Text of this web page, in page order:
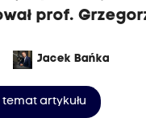
prof.
Jacek Bańka
artykułu